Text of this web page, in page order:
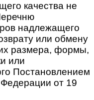
качества не
надлежащего
или обмену
размера, формы,
или
Постановлением
от 19